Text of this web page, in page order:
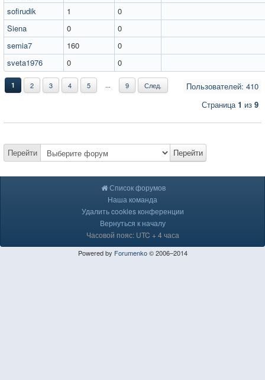
sofirudik
1
0
Siena
0
0
semia7
160
0
sveta1976
0 0
Пользователей: 410
1 2 3 4 5 ... 9 След.
Страница1 из 9
Перейти Перейти
Список форумов
Наша команда
Удалить cookies конференции
Вернуться к началу
Часовой пояс: UTC + 4 часа
Powered by Forumenko© 2006–2014